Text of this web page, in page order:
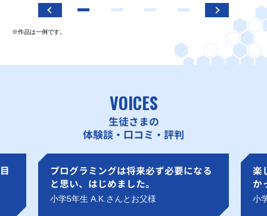
※作品は一例です。
VOICES
生徒さまの
体験談・口コミ・評判
プログラミングは将来必ず必要になる
と思い、はじめました。
小学5年生 A.K.さんとお父様
楽
か
小